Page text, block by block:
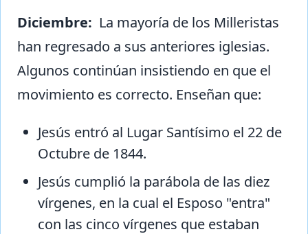
Diciembre: La mayoría de los Milleristas
han regresado a sus anteriores iglesias.
Algunos continúan insistiendo en que el
movimiento es correcto. Enseñan que:
Jesús entró al Lugar Santísimo el 22 de
Octubre de 1844.
Jesús cumplió la parábola de las diez
vírgenes, en la cual el Esposo "entra"
con las cinco vírgenes que estaban